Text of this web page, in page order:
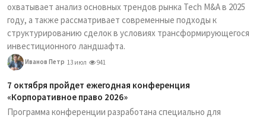
охватывает анализ основных трендов рынка Tech M&A в 2025
году, а также рассматривает современные подходы к
структурированию сделок в условиях трансформирующегося
инвестиционного ландшафта.
Иванов Петр 13 июл 941
7 октября пройдет ежегодная конференция
«Корпоративное право 2026»
Программа конференции разработана специально для